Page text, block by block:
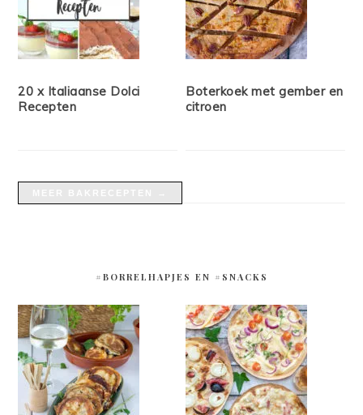
20 x Italiaanse Dolci
Recepten
Boterkoek met gember en
citroen
#BORRELHAPJES EN #SNACKS